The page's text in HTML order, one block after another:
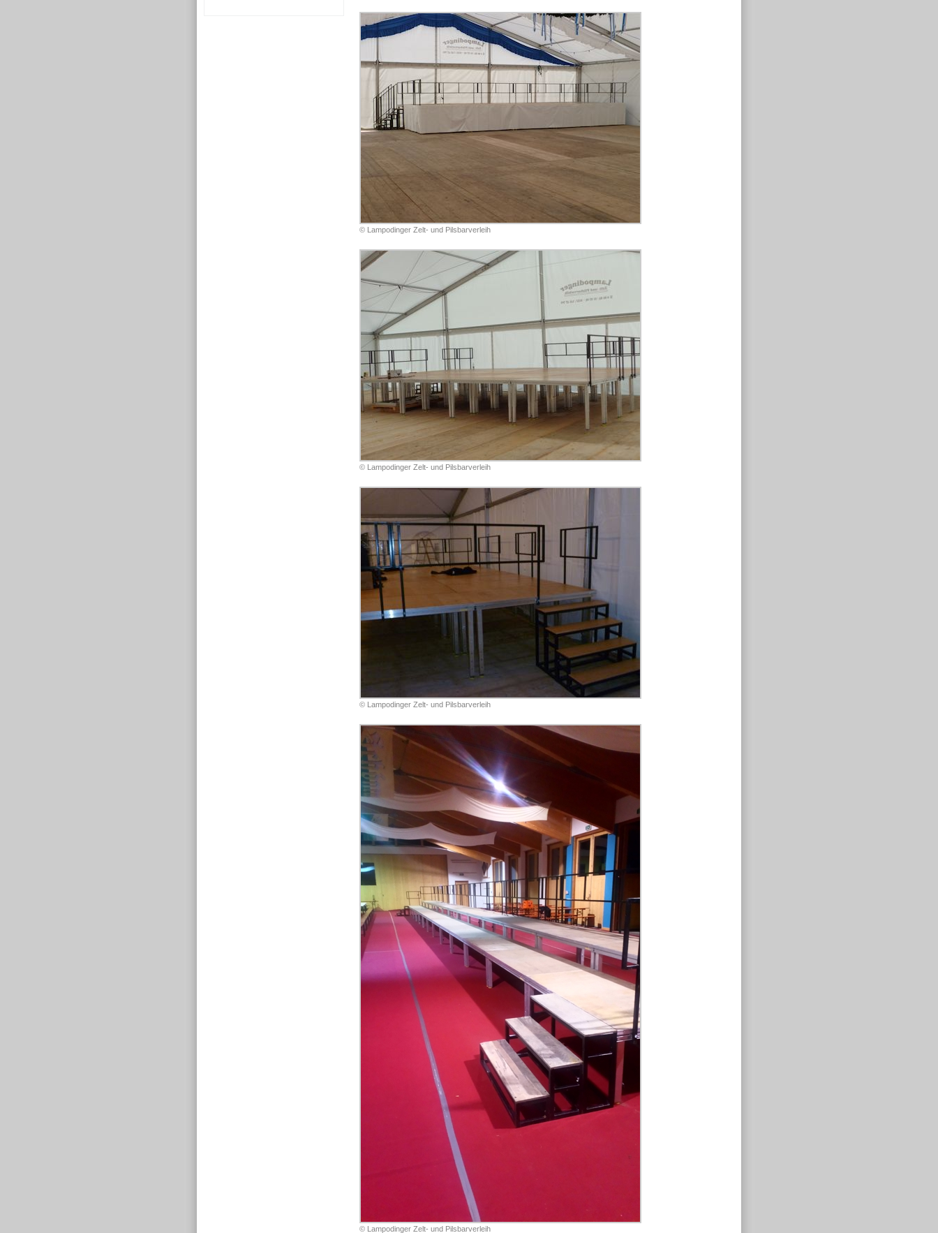
© Lampodinger Zelt- und Pilsbarverleih
© Lampodinger Zelt- und Pilsbarverleih
© Lampodinger Zelt- und Pilsbarverleih
© Lampodinger Zelt- und Pilsbarverleih